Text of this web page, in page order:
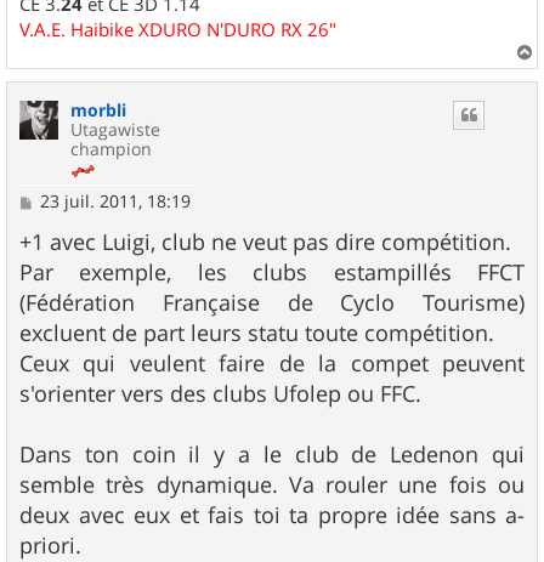
V.A.E. Haibike XDURO N'DURO RX 26"
a
morbli
Utagawiste
champion
M
s
s
a
g
e
23 juil. 2011, 18:19
+1 avec Luigi, club ne veut pas dire compétition.
Par exemple, les clubs estampillés FFCT
(Fédération Française de Cyclo Tourisme)
excluent de part leurs statu toute compétition.
Ceux qui veulent faire de la compet peuvent
s'orienter vers des clubs Ufolep ou FFC.
Dans ton coin il y a le club de Ledenon qui
semble très dynamique. Va rouler une fois ou
deux avec eux et fais toi ta propre idée sans a-
priori.